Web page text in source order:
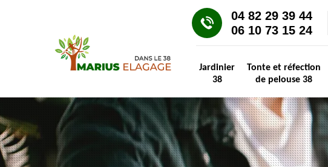
04 82 29 39 44
06 10 73 15 24
Jardinier
38
Tonte et réfection
de pelouse 38